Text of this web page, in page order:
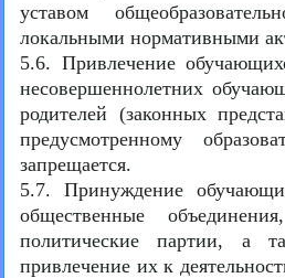
уставом
локальными нормативными
5.6. Привлечение
несовершеннолетних
родителей (законных
предусмотренному
запрещается.
5.7. Принуждение
общественные
политические партии, а
привлечение их к